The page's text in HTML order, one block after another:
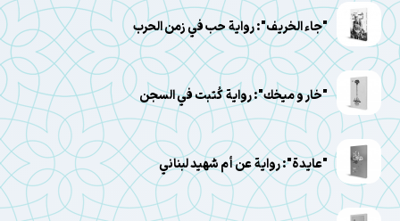
"جاء الخريف": رواية حب في زمن الحرب
"خار و ميخك": رواية كُتبت في السجن
"عايدة": رواية عن أم شهيد لبناني